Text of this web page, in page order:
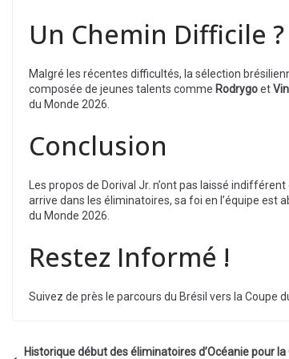
Un Chemin Difficile ?
Malgré les récentes difficultés, la sélection
composée de jeunes talents comme Rodrygoet
du Monde 2026.
Conclusion
Les propos de Dorival Jr. n’ont pas laissé
arrive dans les éliminatoires, sa foi en l’équipe est
du Monde 2026.
Restez Informé !
Suivez de près le parcours du Brésil vers la
Historique début des éliminatoires d’Océanie pour